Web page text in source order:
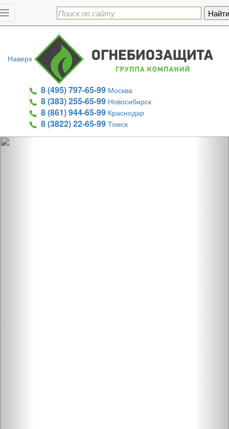
Toggle
navigation
Наверх
8 (495) 797-65-99 Москва
8 (383) 255-65-99 Новосибирск
8 (861) 944-65-99 Краснодар
8 (3822) 22-65-99 Томск